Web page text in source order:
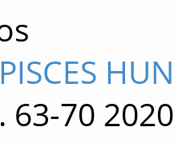
PISCES
70 2020